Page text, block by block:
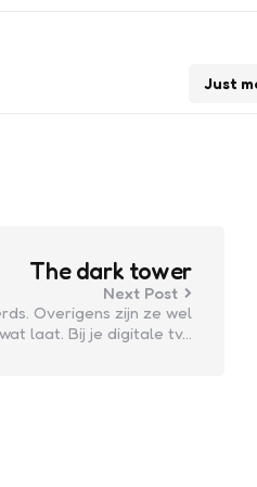
Just
The dark tower
Next Post
Overigens zijn ze wel
wat laat. Bij je digitale tv…